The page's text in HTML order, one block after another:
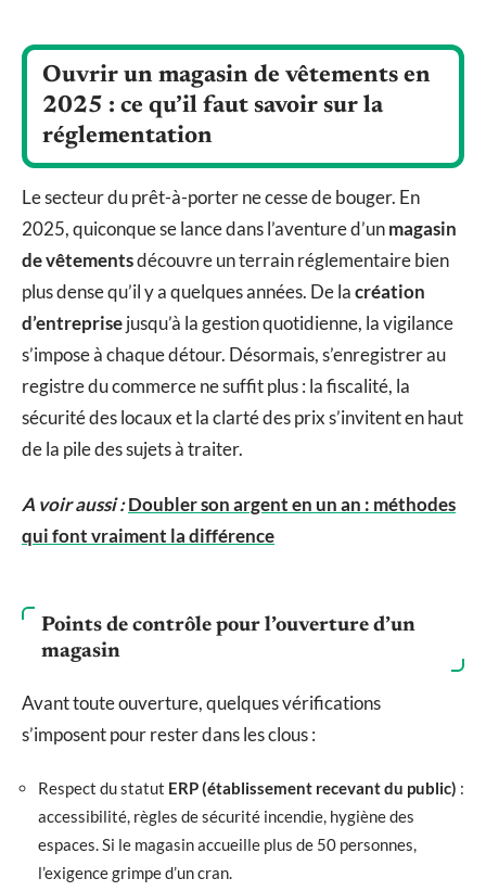
Ouvrir un magasin de vêtements en
2025 : ce qu’il faut savoir sur la
réglementation
Le secteur du prêt-à-porter ne cesse de bouger. En
2025, quiconque se lance dans l’aventure d’unmagasin
de vêtementsdécouvre un terrain réglementaire bien
plus dense qu’il y a quelques années. De lacréation
d’entreprisejusqu’à la gestion quotidienne, la vigilance
s’impose à chaque détour. Désormais, s’enregistrer au
registre du commerce ne suffit plus : la fiscalité, la
sécurité des locaux et la clarté des prix s’invitent en haut
de la pile des sujets à traiter.
A voir aussi :Doubler son argent en un an : méthodes
qui font vraiment la différence
Points de contrôle pour l’ouverture d’un
magasin
Avant toute ouverture, quelques vérifications
s’imposent pour rester dans les clous :
Respect du statut ERP (établissement recevant du public) :
accessibilité, règles de sécurité incendie, hygiène des
espaces. Si le magasin accueille plus de 50 personnes,
l’exigence grimpe d’un cran.